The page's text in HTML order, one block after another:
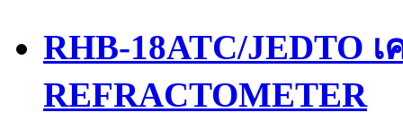
RHB-18ATC/JEDTO
REFRACTOMETER